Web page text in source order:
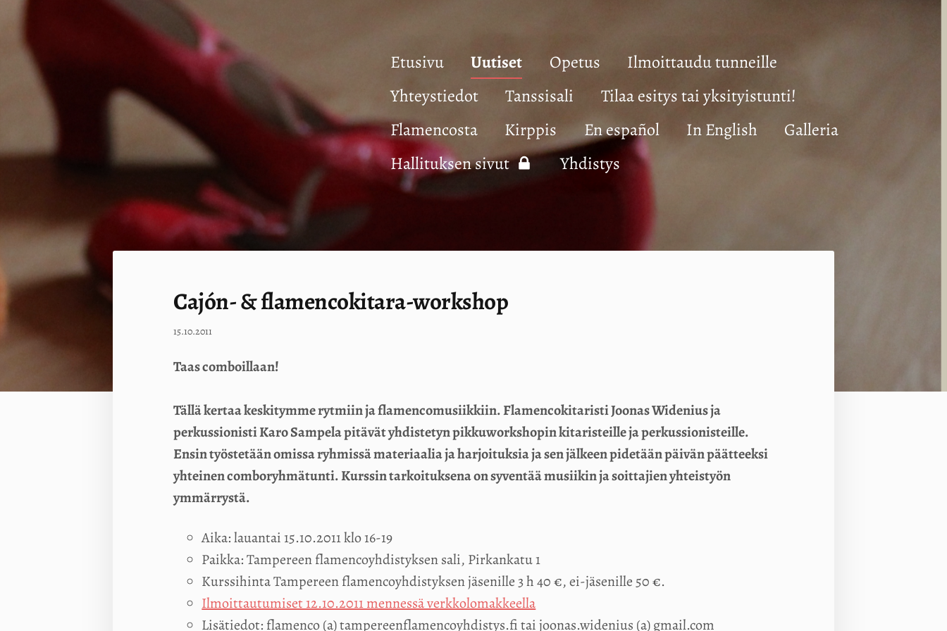
sisältöön
Sivuston etusivulle Etusivu Uutiset Opetus
Ilmoittaudu tunneille
Yhteystiedot
Tanssisali
Tilaa esitys tai yksityistunti!
Flamencosta
Kirppis En español In English
Galleria
Hallituksen sivut
Yhdistys
Cajón- & flamencokitara-workshop
15.10.2011
Taas comboillaan!
Tällä kertaa keskitymme rytmiin ja flamencomusiikkiin. Flamencokitaristi Joonas Widenius ja
perkussionisti Karo Sampela pitävät yhdistetyn pikkuworkshopin kitaristeille ja perkussionisteille.
Ensin työstetään omissa ryhmissä materiaalia ja harjoituksia ja sen jälkeen pidetään päivän päätteeksi
yhteinen comboryhmätunti. Kurssin tarkoituksena on syventää musiikin ja soittajien yhteistyön
ymmärrystä.
Aika: lauantai 15.10.2011 klo 16-19
Paikka: Tampereen flamencoyhdistyksen sali, Pirkankatu 1
Kurssihinta Tampereen flamencoyhdistyksen jäsenille 3 h 40 €, ei-jäsenille 50 €.
Ilmoittautumiset 12.10.2011 mennessä verkkolomakkeella
Lisätiedot: flamenco (a) tampereenflamencoyhdistys.fi tai joonas.widenius (a) gmail.com